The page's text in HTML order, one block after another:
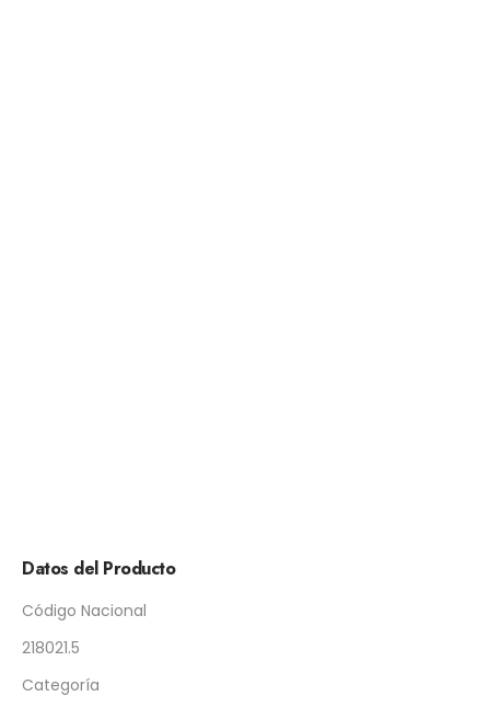
Datos del Producto
Código Nacional
218021.5
Categoría